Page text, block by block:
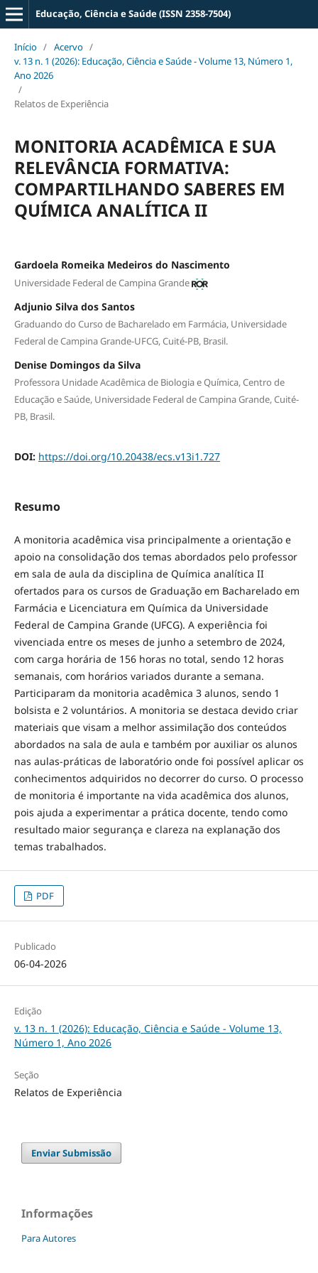
Educação, Ciência e Saúde (ISSN 2358-7504)
Início / Acervo /
v. 13 n. 1 (2026): Educação, Ciência e Saúde - Volume 13, Número 1,
Ano 2026
/
Relatos de Experiência
MONITORIA ACADÊMICA E SUA
RELEVÂNCIA FORMATIVA:
COMPARTILHANDO SABERES EM
QUÍMICA ANALÍTICA II
Gardoela Romeika Medeiros do Nascimento
Universidade Federal de Campina Grande
Adjunio Silva dos Santos
Graduando do Curso de Bacharelado em Farmácia, Universidade
Federal de Campina Grande-UFCG, Cuité-PB, Brasil.
Denise Domingos da Silva
Professora Unidade Acadêmica de Biologia e Química, Centro de
Educação e Saúde, Universidade Federal de Campina Grande, Cuité-
PB, Brasil.
DOI: https://doi.org/10.20438/ecs.v13i1.727
Resumo
A monitoria acadêmica visa principalmente a orientação e
apoio na consolidação dos temas abordados pelo professor
em sala de aula da disciplina de Química analítica II
ofertados para os cursos de Graduação em Bacharelado em
Farmácia e Licenciatura em Química da Universidade
Federal de Campina Grande (UFCG). A experiência foi
vivenciada entre os meses de junho a setembro de 2024,
com carga horária de 156 horas no total, sendo 12 horas
semanais, com horários variados durante a semana.
Participaram da monitoria acadêmica 3 alunos, sendo 1
bolsista e 2 voluntários. A monitoria se destaca devido criar
materiais que visam a melhor assimilação dos conteúdos
abordados na sala de aula e também por auxiliar os alunos
nas aulas-práticas de laboratório onde foi possível aplicar os
conhecimentos adquiridos no decorrer do curso. O processo
de monitoria é importante na vida acadêmica dos alunos,
pois ajuda a experimentar a prática docente, tendo como
resultado maior segurança e clareza na explanação dos
temas trabalhados.
PDF
Publicado
06-04-2026
Edição
v. 13 n. 1 (2026): Educação, Ciência e Saúde - Volume 13,
Número 1, Ano 2026
Seção
Relatos de Experiência
Enviar Submissão
Informações
Para Autores